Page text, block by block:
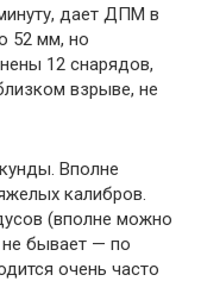
дает ДПМ в
52 мм, но
12 снарядов,
взрыве, не
Вполне
калибров.
(вполне можно
бывает — по
очень часто